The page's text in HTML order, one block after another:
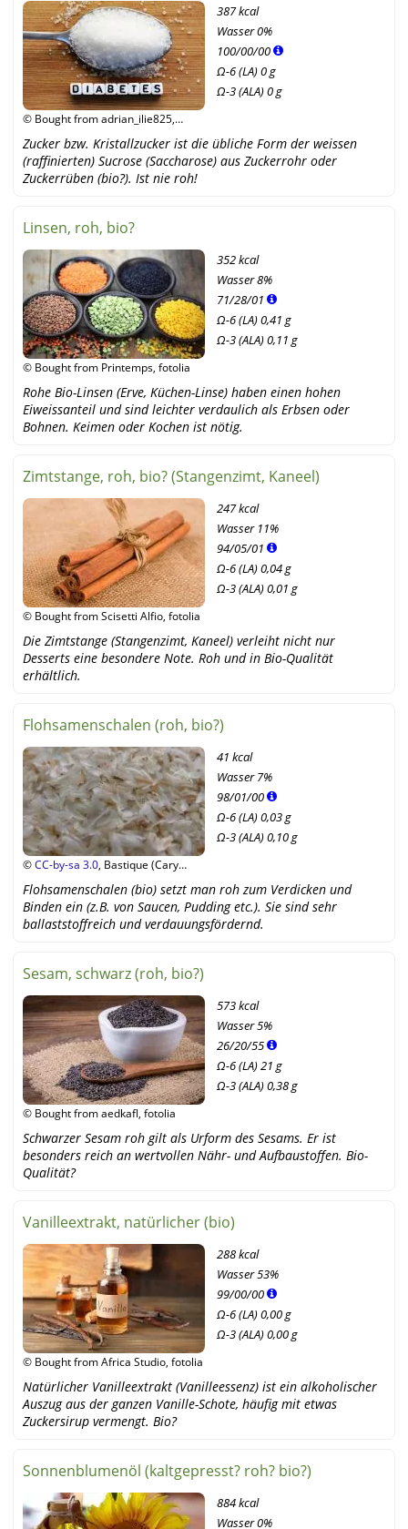
© Bought from adrian_ilie825,
387 kcal
Wasser0%
100/00/00
Ω-6 (LA) 0 g
Ω-3 (ALA) 0 g
Zucker bzw. Kristallzucker ist die übliche Form der weissen
(raffinierten) Sucrose (Saccharose) aus Zuckerrohr oder
Zuckerrüben (bio?). Ist nie roh!
Linsen, roh, bio?
© Bought from Printemps, fotolia
352 kcal
Wasser8%
71/28/01
Ω-6 (LA) 0,41 g
Ω-3 (ALA) 0,11 g
Rohe Bio-Linsen (Erve, Küchen-Linse) haben einen hohen
Eiweissanteil und sind leichter verdaulich als Erbsen oder
Bohnen. Keimen oder Kochen ist nötig.
Zimtstange, roh, bio? (Stangenzimt, Kaneel)
© Bought from Scisetti Alfio, fotolia
247 kcal
Wasser11%
94/05/01
Ω-6 (LA) 0,04 g
Ω-3 (ALA) 0,01 g
Die Zimtstange (Stangenzimt, Kaneel) verleiht nicht nur
Desserts eine besondere Note. Roh und in Bio-Qualität
erhältlich.
Flohsamenschalen (roh, bio?)
©CC-by-sa 3.0, Bastique (Cary
41 kcal
Wasser7%
98/01/00
Ω-6 (LA) 0,03 g
Ω-3 (ALA) 0,10 g
Flohsamenschalen (bio) setzt man roh zum Verdicken und
Binden ein (z.B. von Saucen, Pudding etc.). Sie sind sehr
ballaststoffreich und verdauungsfördernd.
Sesam, schwarz (roh, bio?)
© Bought from aedkafl, fotolia
573 kcal
Wasser5%
26/20/55
Ω-6 (LA) 21 g
Ω-3 (ALA) 0,38 g
Schwarzer Sesam roh gilt als Urform des Sesams. Er ist
besonders reich an wertvollen Nähr- und Aufbaustoffen. Bio-
Qualität?
Vanilleextrakt, natürlicher (bio)
© Bought from Africa Studio, fotolia
288 kcal
Wasser53%
99/00/00
Ω-6 (LA) 0,00 g
Ω-3 (ALA) 0,00 g
Natürlicher Vanilleextrakt (Vanilleessenz) ist ein alkoholischer
Auszug aus der ganzen Vanille-Schote, häufig mit etwas
Zuckersirup vermengt. Bio?
Sonnenblumenöl (kaltgepresst? roh? bio?)
884 kcal
Wasser0%